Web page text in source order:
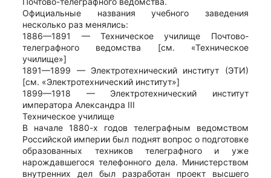
Официальные названия учебного заведения
несколько раз менялись:
1886—1891 — Техническое училище Почтово-
телеграфного ведомства [см. «Техническое
училище»]
1891—1899 — Электротехнический институт (ЭТИ)
[см. «Электротехнический институт»]
1899—1918 — Электротехнический институт
императора Александра III
Техническое училище
В начале 1880-х годов телеграфным ведомством
Российской империи был поднят вопрос о подготовке
образованных техников телеграфного и уже
нарождавшегося телефонного дела. Министерством
внутренних дел был разработан проект высшего